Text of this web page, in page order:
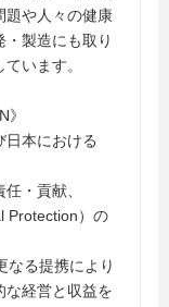
題や人々の健康
製造にも取り
います。
本における
・貢献、
Protection）の
る提携により
な経営と収益を